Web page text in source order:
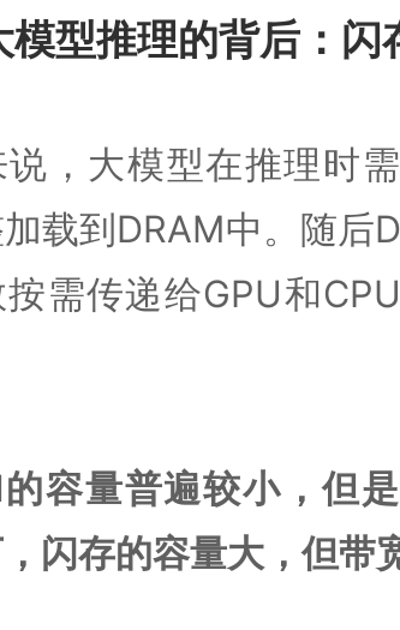
模型推理的背后：闪
，大模型在推理时
载到DRAM中。随后
需传递给GPU和
容量普遍较小，但
闪存的容量大，但带